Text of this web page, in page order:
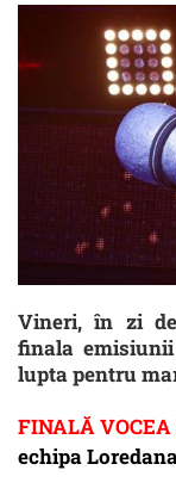
Vineri, în zi
finala
lupta pentru
FINALĂ
echipa